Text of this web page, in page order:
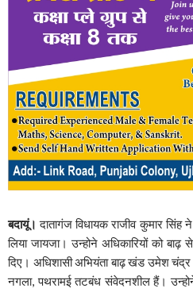
बदायूं। दातागंज विधायक राजीव कुमार सिंह
लिया जायजा। उन्होने अधिकारियों को
दिए। अधिशासी अभियंता बाढ़ खंड उमेश चंद्र
नगला, पथरामई तटबंध संवेदनशील हैं।